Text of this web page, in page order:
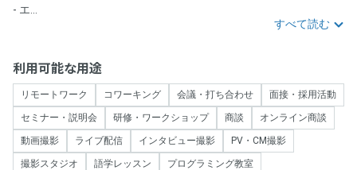
- エ...
すべて読む
利用可能な用途
リモートワーク コワーキング 会議・打ち合わせ 面接・採用活動
セミナー・説明会 研修・ワークショップ 商談 オンライン商談
動画撮影 ライブ配信 インタビュー撮影 PV・CM撮影
撮影スタジオ 語学レッスン プログラミング教室